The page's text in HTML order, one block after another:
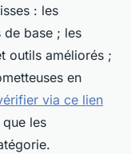
: les
de base ; les
outils améliorés ;
en
via ce lien
les